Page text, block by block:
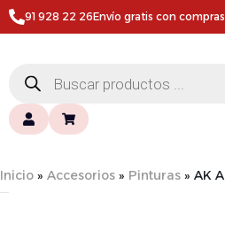
91 928 22 26Envío gratis con
Inicio » Accesorios » Pinturas » AK